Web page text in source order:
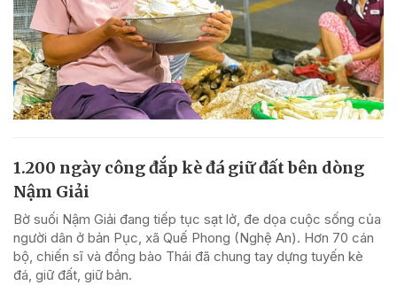
1.200 ngày công đắp kè đá giữ đất bên dòng
Nậm Giải
Bờ suối Nậm Giải đang tiếp tục sạt lở, đe dọa cuộc sống của
người dân ở bản Pục, xã Quế Phong (Nghệ An). Hơn 70 cán
bộ, chiến sĩ và đồng bào Thái đã chung tay dựng tuyến kè
đá, giữ đất, giữ bản.